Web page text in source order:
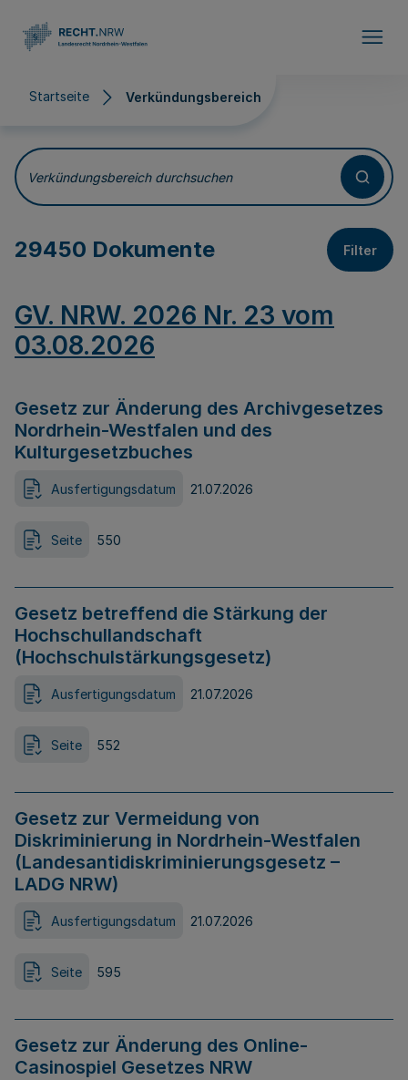
Startseite Verkündungsbereich
Verkündungsbereich
Verkündungsbereich durchsuchen
29450 Dokumente Filter
GV. NRW. 2026 Nr. 23 vom
03.08.2026
Gesetz zur Änderung des Archivgesetzes
Nordrhein-Westfalen und des
Kulturgesetzbuches
Ausfertigungsdatum 21.07.2026
Seite 550
Gesetz betreffend die Stärkung der
Hochschullandschaft
(Hochschulstärkungsgesetz)
Ausfertigungsdatum 21.07.2026
Seite 552
Gesetz zur Vermeidung von
Diskriminierung in Nordrhein-Westfalen
(Landesantidiskriminierungsgesetz –
LADG NRW)
Ausfertigungsdatum 21.07.2026
Seite 595
Gesetz zur Änderung des Online-
Casinospiel Gesetzes NRW